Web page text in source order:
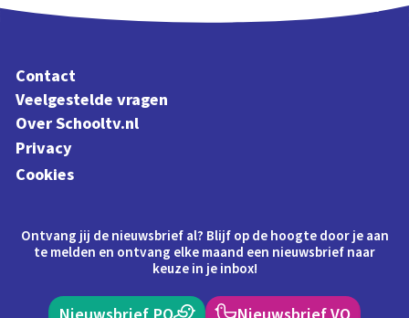
Schoolplaat
Contact
Veelgestelde vragen
Over Schooltv.nl
Privacy
Cookies
Ontvang jij de nieuwsbrief al? Blijf op de hoogte door je aan
te melden en ontvang elke maand een nieuwsbrief naar
keuze in je inbox!